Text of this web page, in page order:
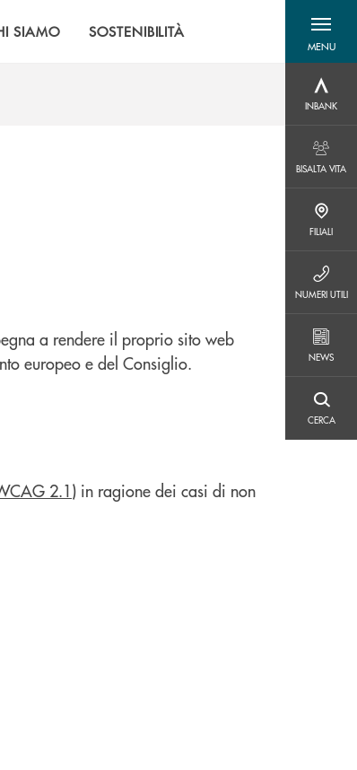
SIAMO SOSTENIBILITÀ
MENU
menu
INBANK
BISALTA VITA
FILIALI
NUMERI UTILI
NEWS
NEWS
CERCA
a rendere il proprio sito web
europeo e del Consiglio.
2.1) in ragione dei casi di non